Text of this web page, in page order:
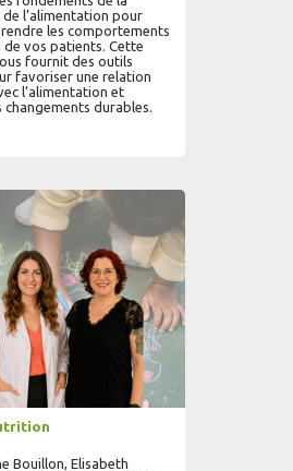
l’alimentation pour
les comportements
de vos patients. Cette
fournit des outils
favoriser une relation
l’alimentation et
changements durables.
PANIER LIRE PLUS...
Bouillon, Elisabeth